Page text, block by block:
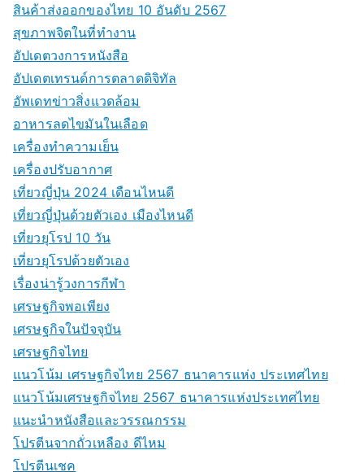
สินค้าส่งออกของไทย 10 อันดับ 2567
สุขภาพจิตในที่ทำงาน
อัปเดตวงการหนังสือ
อัปเดตเทรนด์การตลาดดิจิทัล
อัพเดทข่าวสิ่งแวดล้อม
อาหารลดไขมันในเลือด
เครื่องทำความเย็น
เครื่องปรับอากาศ
เที่ยวญี่ปุ่น 2024 เดือนไหนดี
เที่ยวญี่ปุ่นด้วยตัวเอง เมืองไหนดี
เที่ยวยุโรป 10 วัน
เที่ยวยุโรปด้วยตัวเอง
เรื่องน่ารู้วงการกีฬา
เศรษฐกิจพอเพียง
เศรษฐกิจในปัจจุบัน
เศรษฐกิจไทย
แนวโน้ม เศรษฐกิจไทย 2567 ธนาคารแห่ง ประเทศไทย
แนวโน้มเศรษฐกิจไทย 2567 ธนาคารแห่งประเทศไทย
แนะนำหนังสือและวรรณกรรม
โปรตีนจากถั่วเหลือง ดีไหม
โปรตีนเชค